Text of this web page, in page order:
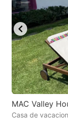
MAC Valley
Casa de